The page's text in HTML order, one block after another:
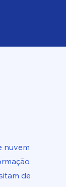
nuvem
de